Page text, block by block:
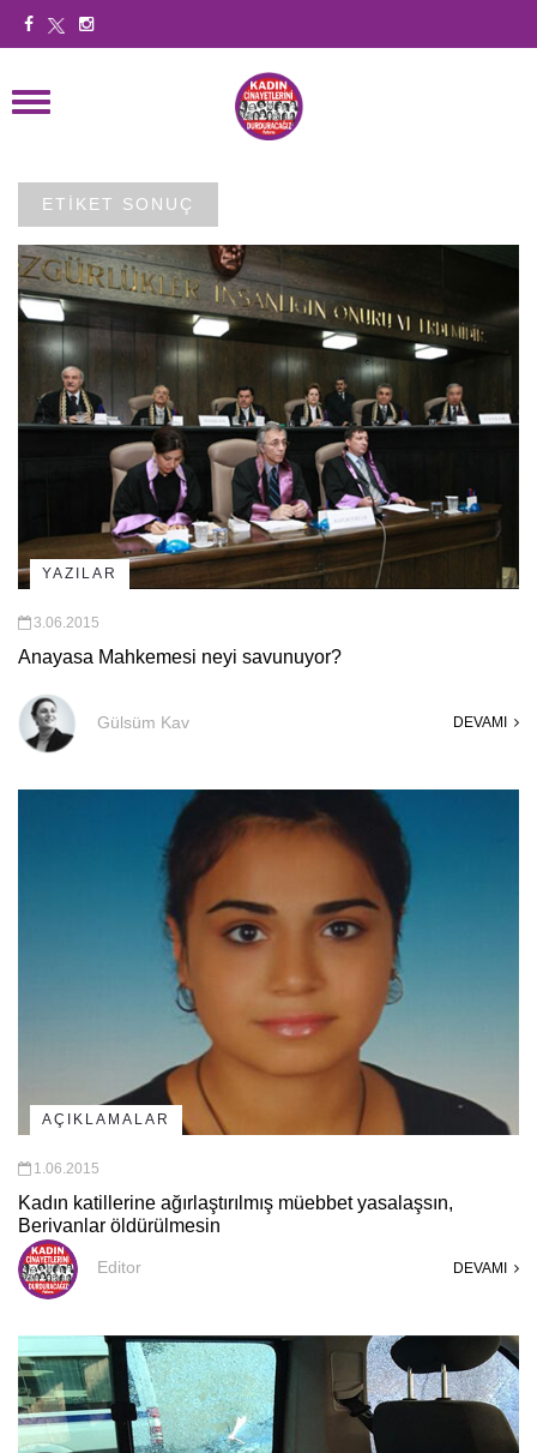
ETİKET SONUÇ
YAZILAR
3.06.2015
Anayasa Mahkemesi neyi savunuyor?
Gülsüm Kav DEVAMI
AÇIKLAMALAR
1.06.2015
Kadın katillerine ağırlaştırılmış müebbet yasalaşsın,
Berivanlar öldürülmesin
Editor DEVAMI